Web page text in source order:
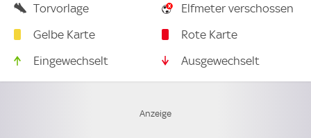
Torvorlage
Elfmeter verschossen
Gelbe Karte
Rote Karte
Eingewechselt
Ausgewechselt